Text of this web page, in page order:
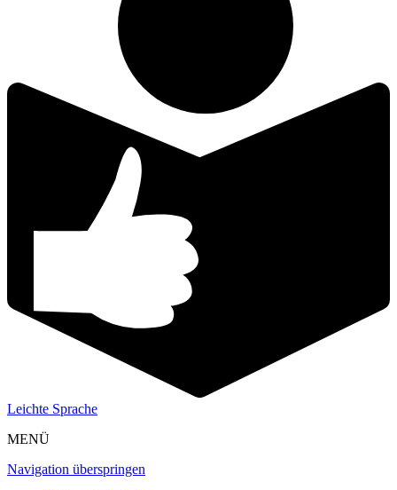
Leichte Sprache
MENÜ
Navigation überspringen